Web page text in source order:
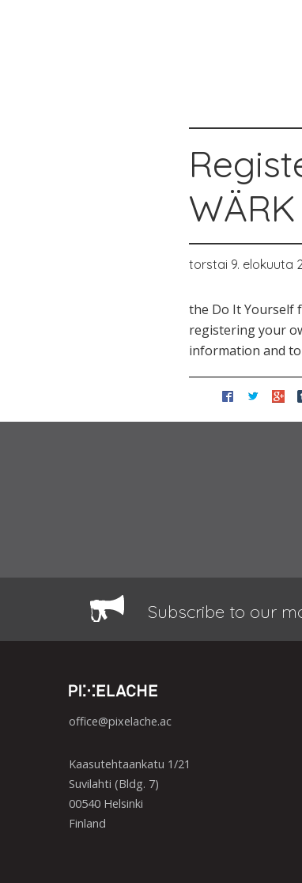
torstai 9. elokuuta
the Do It Yourself
registering your
information and
Subscribe to our
office@pixelache.ac
Kaasutehtaankatu 1/21
Suvilahti (Bldg. 7)
00540 Helsinki
Finland